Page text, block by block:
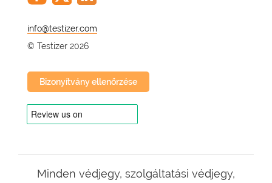
@
© Testizer 2026
Bizonyítvány ellenőrzése
Minden védjegy, szolgáltatási védjegy,